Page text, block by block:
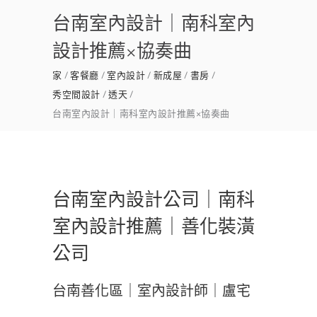
台南室內設計｜南科室內
設計推薦×協奏曲
家 客餐廳 室內設計 新成屋
書房
秀空間設計 透天
台南室內設計｜南科室內設計推薦×協奏曲
台南室內設計公司｜南科
室內設計推薦｜善化裝潢
公司
台南善化區｜室內設計師｜盧宅